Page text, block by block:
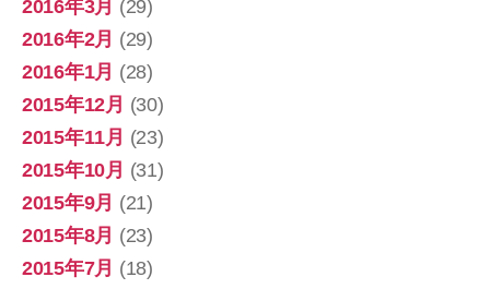
2016年3月 (29)
2016年2月 (29)
2016年1月 (28)
2015年12月 (30)
2015年11月 (23)
2015年10月 (31)
2015年9月 (21)
2015年8月 (23)
2015年7月 (18)